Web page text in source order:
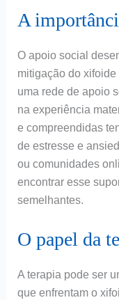
A
O apoio social
mitigação do
uma rede de apoio
na experiência
e compreendidas
de estresse e
ou comunidades
encontrar esse
semelhantes.
O papel da
A terapia pode ser
que enfrentam o